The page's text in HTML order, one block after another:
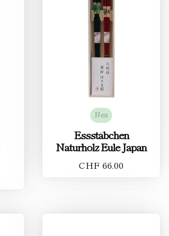
Neu
Essstäbchen
Naturholz Eule Japan
CHF 66.00